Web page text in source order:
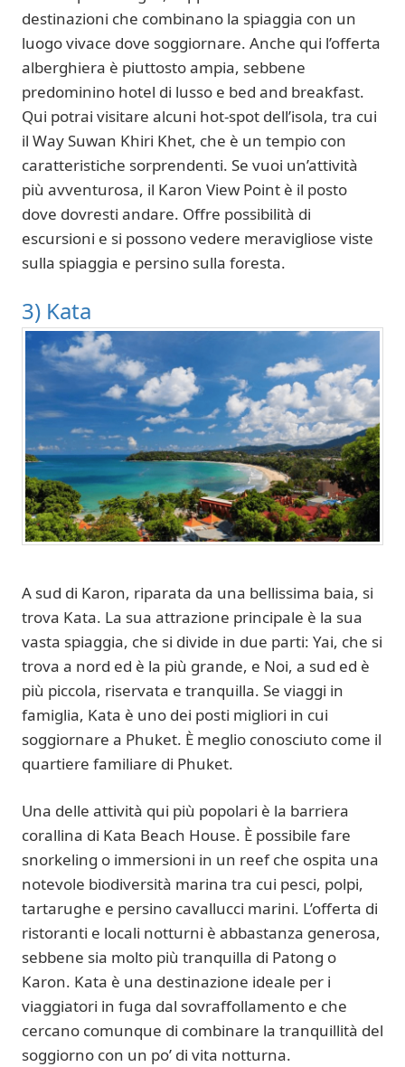
destinazioni che combinano la spiaggia con un
luogo vivace dove soggiornare. Anche qui l’offerta
alberghiera è piuttosto ampia, sebbene
predominino hotel di lusso e bed and breakfast.
Qui potrai visitare alcuni hot-spot dell’isola, tra cui
il Way Suwan Khiri Khet, che è un tempio con
caratteristiche sorprendenti. Se vuoi un’attività
più avventurosa, il Karon View Point è il posto
dove dovresti andare. Offre possibilità di
escursioni e si possono vedere meravigliose viste
sulla spiaggia e persino sulla foresta.
3) Kata
A sud di Karon, riparata da una bellissima baia, si
trova Kata. La sua attrazione principale è la sua
vasta spiaggia, che si divide in due parti: Yai, che si
trova a nord ed è la più grande, e Noi, a sud ed è
più piccola, riservata e tranquilla. Se viaggi in
famiglia, Kata è uno dei posti migliori in cui
soggiornare a Phuket. È meglio conosciuto come il
quartiere familiare di Phuket.
Una delle attività qui più popolari è la barriera
corallina di Kata Beach House. È possibile fare
snorkeling o immersioni in un reef che ospita una
notevole biodiversità marina tra cui pesci, polpi,
tartarughe e persino cavallucci marini. L’offerta di
ristoranti e locali notturni è abbastanza generosa,
sebbene sia molto più tranquilla di Patong o
Karon. Kata è una destinazione ideale per i
viaggiatori in fuga dal sovraffollamento e che
cercano comunque di combinare la tranquillità del
soggiorno con un po’ di vita notturna.